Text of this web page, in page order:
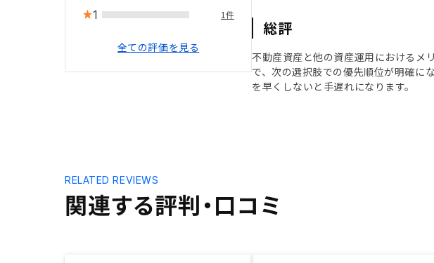
1 1件
全ての評価を見る
総評
不動産資産と他の資産運用におけるメ
で、次の選択肢での優先順位が明確に
を早くしないと手遅れになります。
関連する評判・口コミ
RELATED REVIEWS